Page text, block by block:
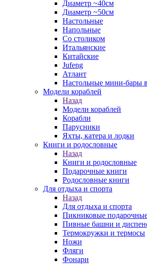
Диаметр ~40см
Диаметр ~50см
Настольные
Напольные
Со столиком
Итальянские
Китайские
Jufeng
Атлант
Настольные мини-бары в
Модели кораблей
Назад
Модели кораблей
Корабли
Парусники
Яхты, катера и лодки
Книги и родословные
Назад
Книги и родословные
Подарочные книги
Родословные книги
Для отдыха и спорта
Назад
Для отдыха и спорта
Пикниковые
Пивные башни и
Термокружки и термосы
Ножи
Фляги
Фонари